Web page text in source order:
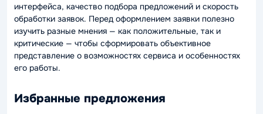
интерфейса, качество подбора предложений и скорость
обработки заявок. Перед оформлением заявки полезно
изучить разные мнения — как положительные, так и
критические — чтобы сформировать объективное
представление о возможностях сервиса и особенностях
его работы.
Избранные предложения